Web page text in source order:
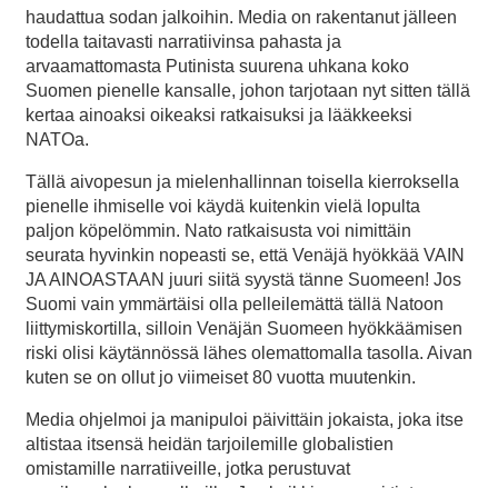
haudattua sodan jalkoihin. Media on rakentanut jälleen
todella taitavasti narratiivinsa pahasta ja
arvaamattomasta Putinista suurena uhkana koko
Suomen pienelle kansalle, johon tarjotaan nyt sitten tällä
kertaa ainoaksi oikeaksi ratkaisuksi ja lääkkeeksi
NATOa.
Tällä aivopesun ja mielenhallinnan toisella kierroksella
pienelle ihmiselle voi käydä kuitenkin vielä lopulta
paljon köpelömmin. Nato ratkaisusta voi nimittäin
seurata hyvinkin nopeasti se, että Venäjä hyökkää VAIN
JA AINOASTAAN juuri siitä syystä tänne Suomeen! Jos
Suomi vain ymmärtäisi olla pelleilemättä tällä Natoon
liittymiskortilla, silloin Venäjän Suomeen hyökkäämisen
riski olisi käytännössä lähes olemattomalla tasolla. Aivan
kuten se on ollut jo viimeiset 80 vuotta muutenkin.
Media ohjelmoi ja manipuloi päivittäin jokaista, joka itse
altistaa itsensä heidän tarjoilemille globalistien
omistamille narratiiveille, jotka perustuvat